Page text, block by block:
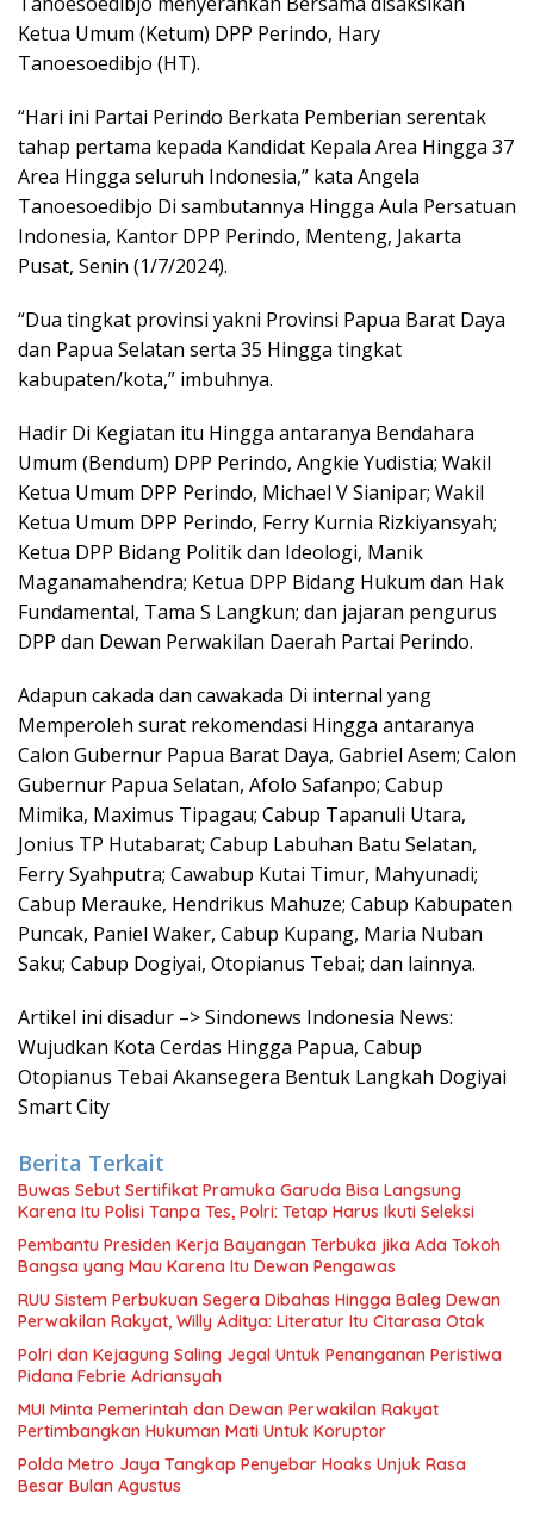
Ketua Umum (Ketum) DPP Perindo, Hary
Tanoesoedibjo (HT).
“Hari ini Partai Perindo Berkata Pemberian serentak
tahap pertama kepada Kandidat Kepala Area Hingga 37
Area Hingga seluruh Indonesia,” kata Angela
Tanoesoedibjo Di sambutannya Hingga Aula Persatuan
Indonesia, Kantor DPP Perindo, Menteng, Jakarta
Pusat, Senin (1/7/2024).
“Dua tingkat provinsi yakni Provinsi Papua Barat Daya
dan Papua Selatan serta 35 Hingga tingkat
kabupaten/kota,” imbuhnya.
Hadir Di Kegiatan itu Hingga antaranya Bendahara
Umum (Bendum) DPP Perindo, Angkie Yudistia; Wakil
Ketua Umum DPP Perindo, Michael V Sianipar; Wakil
Ketua Umum DPP Perindo, Ferry Kurnia Rizkiyansyah;
Ketua DPP Bidang Politik dan Ideologi, Manik
Maganamahendra; Ketua DPP Bidang Hukum dan Hak
Fundamental, Tama S Langkun; dan jajaran pengurus
DPP dan Dewan Perwakilan Daerah Partai Perindo.
Adapun cakada dan cawakada Di internal yang
Memperoleh surat rekomendasi Hingga antaranya
Calon Gubernur Papua Barat Daya, Gabriel Asem; Calon
Gubernur Papua Selatan, Afolo Safanpo; Cabup
Mimika, Maximus Tipagau; Cabup Tapanuli Utara,
Jonius TP Hutabarat; Cabup Labuhan Batu Selatan,
Ferry Syahputra; Cawabup Kutai Timur, Mahyunadi;
Cabup Merauke, Hendrikus Mahuze; Cabup Kabupaten
Puncak, Paniel Waker, Cabup Kupang, Maria Nuban
Saku; Cabup Dogiyai, Otopianus Tebai; dan lainnya.
Artikel ini disadur –> Sindonews Indonesia News:
Wujudkan Kota Cerdas Hingga Papua, Cabup
Otopianus Tebai Akansegera Bentuk Langkah Dogiyai
Smart City
Berita Terkait
Buwas Sebut Sertifikat Pramuka Garuda Bisa Langsung
Karena Itu Polisi Tanpa Tes, Polri: Tetap Harus Ikuti Seleksi
Pembantu Presiden Kerja Bayangan Terbuka jika Ada Tokoh
Bangsa yang Mau Karena Itu Dewan Pengawas
RUU Sistem Perbukuan Segera Dibahas Hingga Baleg Dewan
Perwakilan Rakyat, Willy Aditya: Literatur Itu Citarasa Otak
Polri dan Kejagung Saling Jegal Untuk Penanganan Peristiwa
Pidana Febrie Adriansyah
MUI Minta Pemerintah dan Dewan Perwakilan Rakyat
Pertimbangkan Hukuman Mati Untuk Koruptor
Polda Metro Jaya Tangkap Penyebar Hoaks Unjuk Rasa
Besar Bulan Agustus